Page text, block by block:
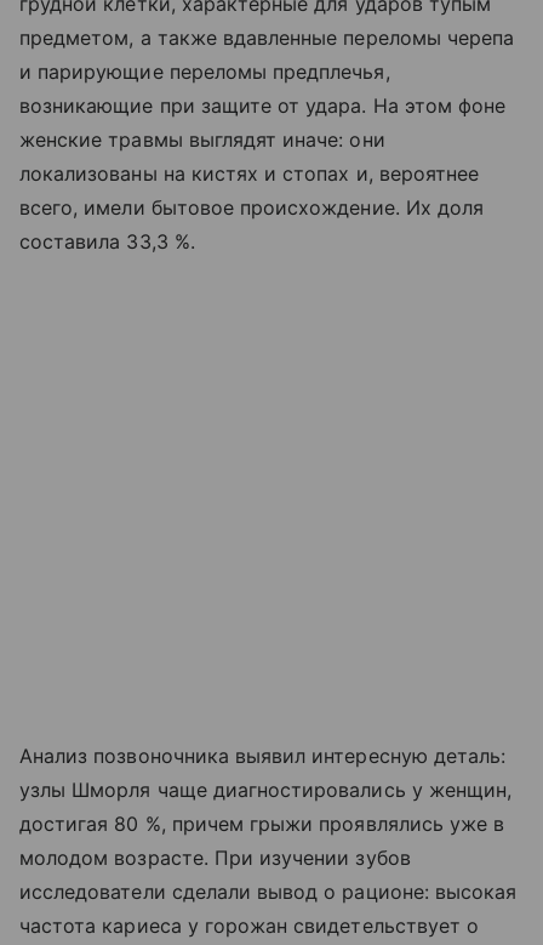
предметом, а также вдавленные переломы черепа
и парирующие переломы предплечья,
возникающие при защите от удара. На этом фоне
женские травмы выглядят иначе: они
локализованы на кистях и стопах и, вероятнее
всего, имели бытовое происхождение. Их доля
составила 33,3 %.
Анализ позвоночника выявил интересную деталь:
узлы Шморля чаще диагностировались у женщин,
достигая 80 %, причем грыжи проявлялись уже в
молодом возрасте. При изучении зубов
исследователи сделали вывод о рационе: высокая
частота кариеса у горожан свидетельствует о